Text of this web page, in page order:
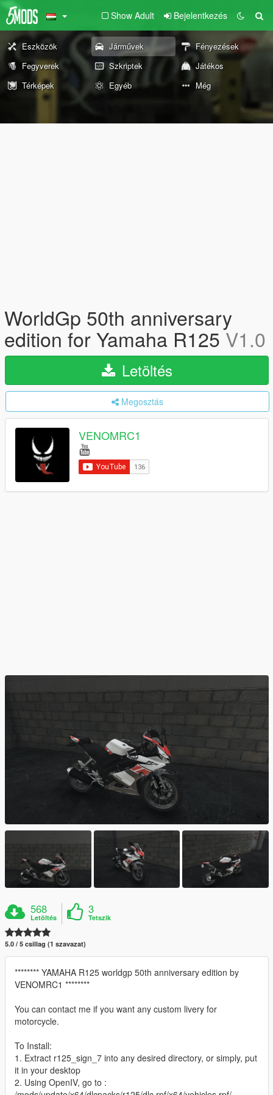
Show Adult Bejelentkezés
Eszközök Járművek
Fényezések
Fegyverek
Szkriptek
Játékos
Térképek
Egyéb Még
WorldGp 50th anniversary
edition for Yamaha R125V1.0
Letöltés
Megosztás
VENOMRC1
568
Letöltés
3
Tetszik
5.0 / 5 csillag (1 szavazat)
******** YAMAHA R125 worldgp 50th anniversary edition by
VENOMRC1 ********
You can contact me if you want any custom livery for
motorcycle.
To Install:
1. Extract r125_sign_7 into any desired directory, or simply, put
it in your desktop
2. Using OpenIV, go to :